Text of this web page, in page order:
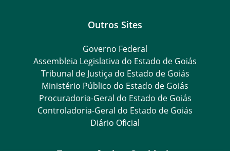
Outros Sites
Governo Federal
Assembleia Legislativa do Estado de Goiás
Tribunal de Justiça do Estado de Goiás
Ministério Público do Estado de Goiás
Procuradoria-Geral do Estado de Goiás
Controladoria-Geral do Estado de Goiás
Diário Oficial